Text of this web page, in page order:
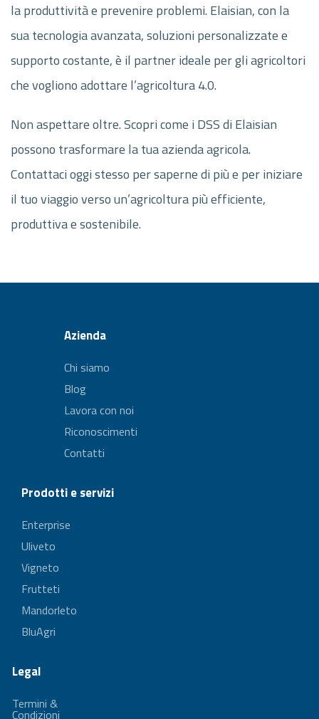
la produttività e prevenire problemi. Elaisian, con la
sua tecnologia avanzata, soluzioni personalizzate e
supporto costante, è il partner ideale per gli agricoltori
che vogliono adottare l’agricoltura 4.0.
Non aspettare oltre. Scopri come i DSS di Elaisian
possono trasformare la tua azienda agricola.
Contattaci oggi stesso per saperne di più e per iniziare
il tuo viaggio verso un’agricoltura più efficiente,
produttiva e sostenibile.
Azienda
Chi siamo
Blog
Lavora con noi
Riconoscimenti
Contatti
Prodotti e servizi
Enterprise
Uliveto
Vigneto
Frutteti
Mandorleto
BluAgri
Legal
Termini &
Condizioni